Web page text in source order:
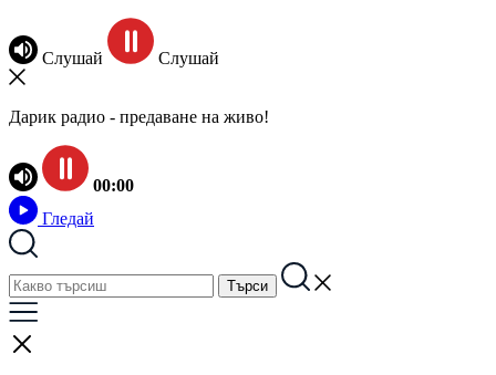
Слушай Слушай
Дарик радио - предаване на живо!
00:00
Гледай